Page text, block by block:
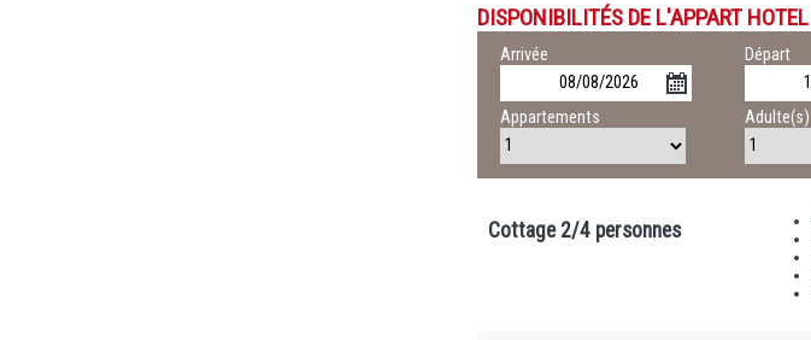
DISPONIBILITÉS DE L'APPART HOTEL
Arrivée Départ
Appartements Adulte(s)
Cottage 2/4 personnes